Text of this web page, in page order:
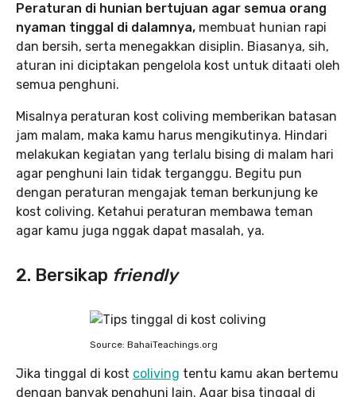
Peraturan di hunian bertujuan agar semua orang
nyaman tinggal di dalamnya, membuat hunian rapi
dan bersih, serta menegakkan disiplin. Biasanya, sih,
aturan ini diciptakan pengelola kost untuk ditaati oleh
semua penghuni.
Misalnya peraturan kost coliving memberikan batasan
jam malam, maka kamu harus mengikutinya. Hindari
melakukan kegiatan yang terlalu bising di malam hari
agar penghuni lain tidak terganggu. Begitu pun
dengan peraturan mengajak teman berkunjung ke
kost coliving. Ketahui peraturan membawa teman
agar kamu juga nggak dapat masalah, ya.
2. Bersikap friendly
Source: BahaiTeachings.org
Jika tinggal di kost coliving tentu kamu akan bertemu
dengan banyak penghuni lain. Agar bisa tinggal di